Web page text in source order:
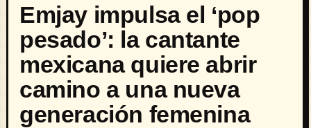
Emjay impulsa el ‘pop
pesado’: la cantante
mexicana quiere abrir
camino a una nueva
generación femenina